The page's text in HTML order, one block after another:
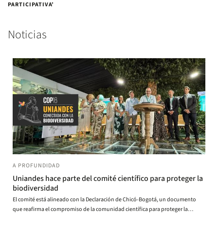
PARTICIPATIVA’
Noticias
A PROFUNDIDAD
Uniandes hace parte del comité científico para proteger la
biodiversidad
El comité está alineado con la Declaración de Chicó-Bogotá, un documento
que reafirma el compromiso de la comunidad científica para proteger la